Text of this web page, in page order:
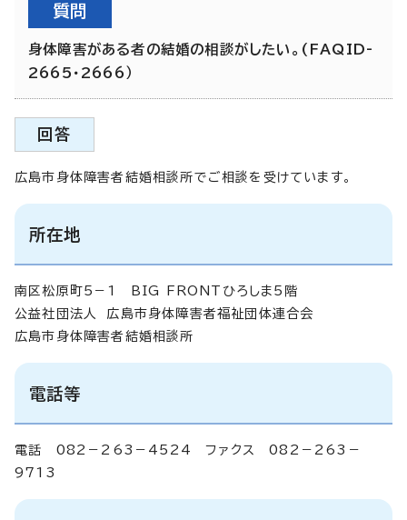
質問
身体障害がある者の結婚の相談がしたい。(FAQID-
2665・2666）
回答
広島市身体障害者結婚相談所でご相談を受けています。
所在地
南区松原町5－1 BIG FRONTひろしま5階
公益社団法人 広島市身体障害者福祉団体連合会
広島市身体障害者結婚相談所
電話等
電話 082－263－4524 ファクス 082－263－
9713